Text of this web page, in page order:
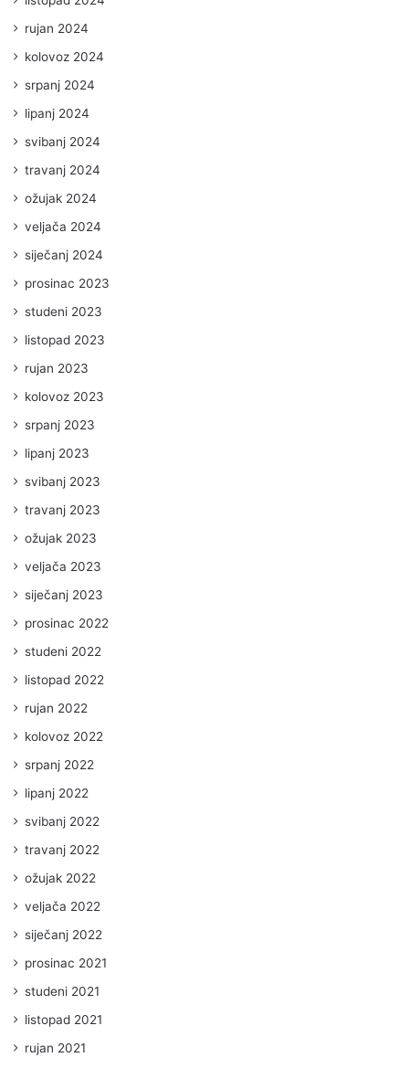
rujan 2024
kolovoz 2024
srpanj 2024
lipanj 2024
svibanj 2024
travanj 2024
ožujak 2024
veljača 2024
siječanj 2024
prosinac 2023
studeni 2023
listopad 2023
rujan 2023
kolovoz 2023
srpanj 2023
lipanj 2023
svibanj 2023
travanj 2023
ožujak 2023
veljača 2023
siječanj 2023
prosinac 2022
studeni 2022
listopad 2022
rujan 2022
kolovoz 2022
srpanj 2022
lipanj 2022
svibanj 2022
travanj 2022
ožujak 2022
veljača 2022
siječanj 2022
prosinac 2021
studeni 2021
listopad 2021
rujan 2021